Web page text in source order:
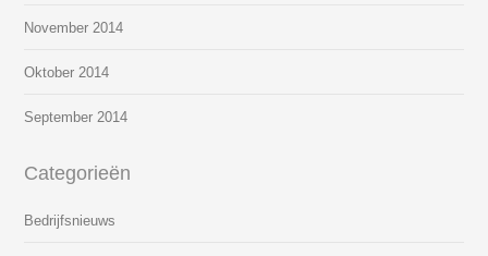
November 2014
Oktober 2014
September 2014
Categorieën
Bedrijfsnieuws